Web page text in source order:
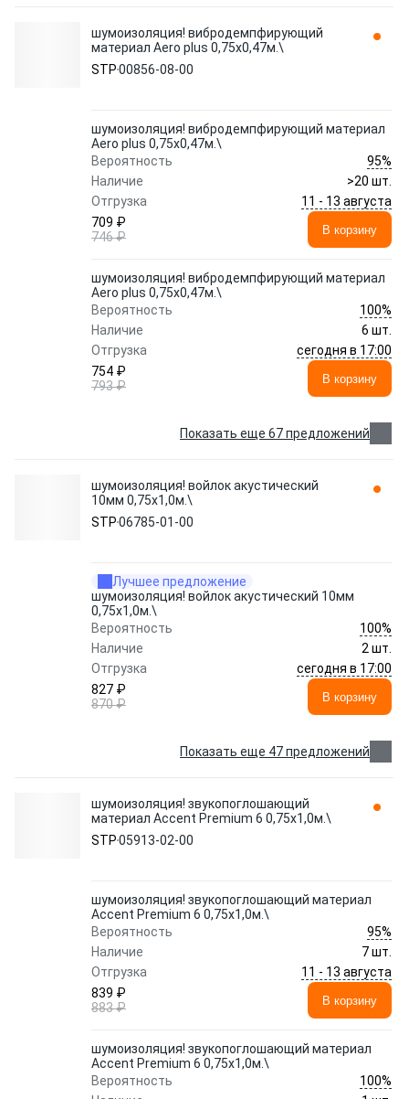
шумоизоляция! вибродемпфирующий
материал Aero plus 0,75x0,47м.\
STP00856-08-00
шумоизоляция! вибродемпфирующий материал
Aero plus 0,75x0,47м.\
Вероятность
95%
Наличие
>20 шт.
Отгрузка
11 - 13 августа
709 ₽
746 ₽
В корзину
шумоизоляция! вибродемпфирующий материал
Aero plus 0,75x0,47м.\
Вероятность
100%
Наличие
6 шт.
Отгрузка
сегодня в 17:00
754 ₽
793 ₽
В корзину
Показать еще 67 предложений
шумоизоляция! войлок акустический
10мм 0,75х1,0м.\
STP06785-01-00
Лучшее предложение
шумоизоляция! войлок акустический 10мм
0,75х1,0м.\
Вероятность
100%
Наличие
2 шт.
Отгрузка
сегодня в 17:00
827 ₽
870 ₽
В корзину
Показать еще 47 предложений
шумоизоляция! звукопоглошающий
материал Accent Premium 6 0,75х1,0м.\
STP05913-02-00
шумоизоляция! звукопоглошающий материал
Accent Premium 6 0,75х1,0м.\
Вероятность
95%
Наличие
7 шт.
Отгрузка
11 - 13 августа
839 ₽
883 ₽
В корзину
шумоизоляция! звукопоглошающий материал
Accent Premium 6 0,75х1,0м.\
Вероятность
100%